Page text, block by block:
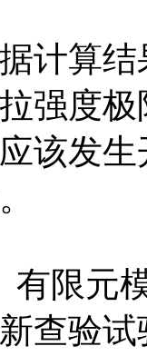
计算结
强度
该发
有限元
查验